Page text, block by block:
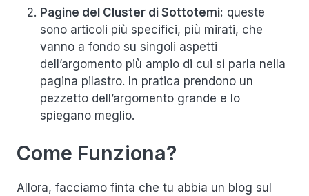
Pagine del Cluster di Sottotemi: queste
sono articoli più specifici, più mirati, che
vanno a fondo su singoli aspetti
dell’argomento più ampio di cui si parla nella
pagina pilastro. In pratica prendono un
pezzetto dell’argomento grande e lo
spiegano meglio.
Come Funziona?
Allora, facciamo finta che tu abbia un blog sul